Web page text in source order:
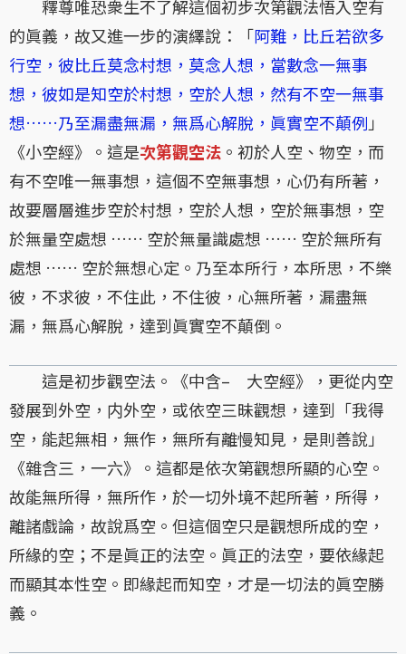
釋尊唯恐衆生不了解這個初步次第觀法悟入空有
的眞義，故又進一步的演繹說：「阿難，比丘若欲多
行空，彼比丘莫念村想，莫念人想，當數念一無事
想，彼如是知空於村想，空於人想，然有不空一無事
想……乃至漏盡無漏，無爲心解脫，眞實空不顛例 」
《小空經》。這是次第觀空法 。初於人空、物空，而
有不空唯一無事想，這個不空無事想，心仍有所著，
故要層層進步空於村想，空於人想，空於無事想，空
於無量空處想 …… 空於無量識處想 …… 空於無所有
處想 …… 空於無想心定。乃至本所行，本所思，不樂
彼，不求彼，不住此，不住彼，心無所著，漏盡無
漏，無爲心解脫，達到眞實空不顛倒。
這是初步觀空法。《中含– 大空經》，更從内空
發展到外空，内外空，或依空三昧觀想，達到「我得
空，能起無相，無作，無所有離慢知見，是則善說」
《雜含三，一六》。這都是依次第觀想所顯的心空。
故能無所得，無所作，於一切外境不起所著，所得，
離諸戲論，故說爲空。但這個空只是觀想所成的空，
所緣的空；不是眞正的法空。眞正的法空，要依緣起
而顯其本性空。即緣起而知空，才是一切法的眞空勝
義。